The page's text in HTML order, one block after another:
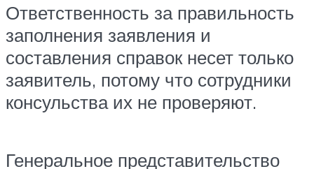
Ответственность за правильность
заполнения заявления и
составления справок несет только
заявитель, потому что сотрудники
консульства их не проверяют.
Генеральное представительство